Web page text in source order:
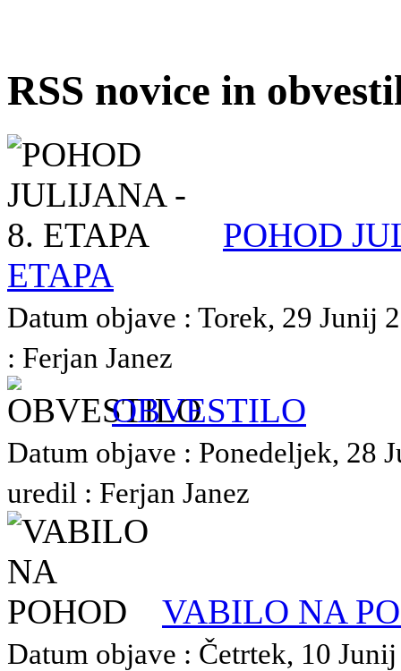
RSS novice in
POHOD
ETAPA
Datum objave : Torek, 29 Junij
: Ferjan Janez
OBVESTILO
Datum objave : Ponedeljek, 28
uredil : Ferjan Janez
VABILO NA
Datum objave : Četrtek, 10